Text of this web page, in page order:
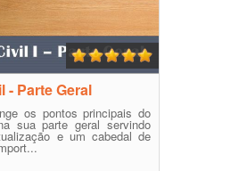
- Parte Geral
os pontos principais do
sua parte geral servindo
e um cabedal de